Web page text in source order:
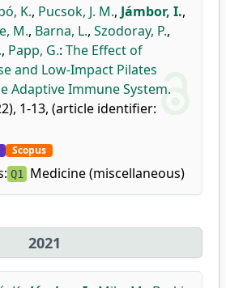
K., Pucsok, J. M., Jámbor, I.,
M., Barna, L., Szodoray, P.,
, Papp, G.: The Effect of
and Low-Impact Pilates
Adaptive Immune System.
1-13, (article identifier:
Scopus
Q1 Medicine (miscellaneous)
2021